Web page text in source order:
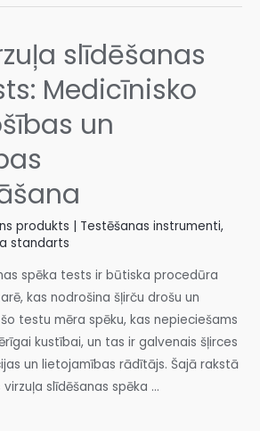
slīdēšanas
Medicīnisko
un
produkts | Testēšanas instrumenti,
standarts
spēka tests ir būtiska procedūra
kas nodrošina šļirču drošu un
testu mēra spēku, kas nepieciešams
kustībai, un tas ir galvenais šļirces
un lietojamības rādītājs. Šajā rakstā
slīdēšanas spēka ...